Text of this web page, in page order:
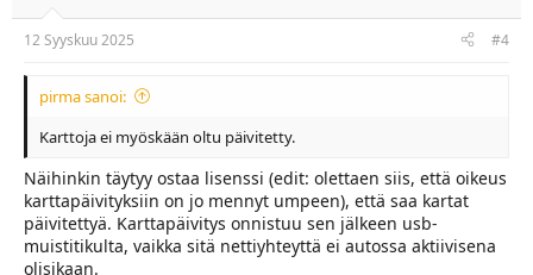
12 Syyskuu 2025 #4
pirma sanoi:
Karttoja ei myöskään oltu päivitetty.
Näihinkin täytyy ostaa lisenssi (edit: olettaen siis, että oikeus
karttapäivityksiin on jo mennyt umpeen), että saa kartat
päivitettyä. Karttapäivitys onnistuu sen jälkeen usb-
muistitikulta, vaikka sitä nettiyhteyttä ei autossa aktiivisena
olisikaan.